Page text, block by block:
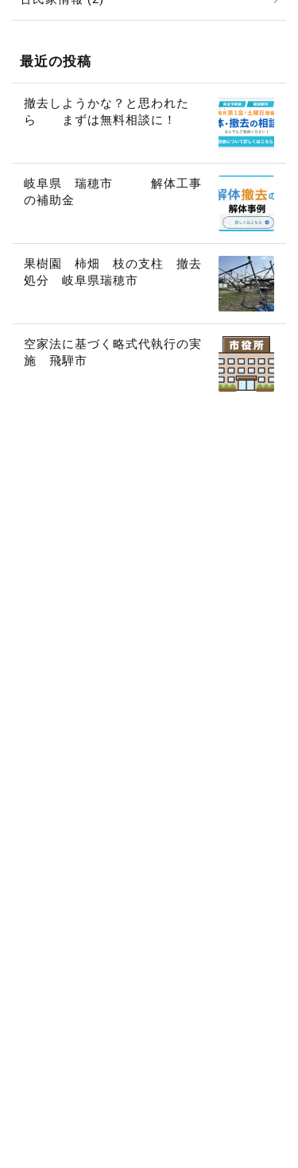
最近の投稿
撤去しようかな？と思われた
ら まずは無料相談に！
岐阜県 瑞穂市 解体工事
の補助金
果樹園 柿畑 枝の支柱 撤去
処分 岐阜県瑞穂市
空家法に基づく略式代執行の実
施 飛騨市